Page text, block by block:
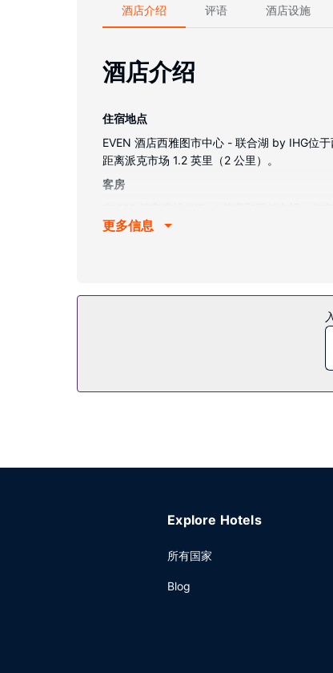
酒店介绍 评语 酒店设施
酒店介绍
住宿地点
EVEN 酒店西雅图市中心 - 联合湖 by IHG位
距离派克市场 1.2 英里（2 公里）。
客房
道，可满足您的娱乐需求。私人浴室提供名牌
餐厅
您可以去EVEN® Kitchen & Bar​餐厅吃点便
周五 06:30 至 09:30，周末 07:30 至 10:30
更多信息
Explore Hotels
所有国家
Blog